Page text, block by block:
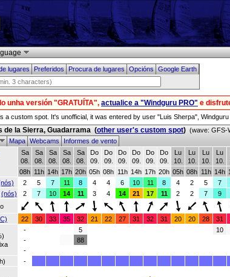
lugaresPreferidosProcura de lugaresOpciónsGoogle Earth
unha versión "GRATUÍTA", actualice a "Windguru PRO" e
a custom spot. It's unofficial, it was entered by user "Luis Sherpa",
de la Sierra, Guadarrama (other user's custom spot) (wave: GFS-
MapaWebcamsInformes de vento
Sa
08.
Sa
08.
Sa
08.
Sa
08.
Sa
08.
Do
09.
Do
09.
Do
09.
Do
09.
Do
09.
Do
09.
Lu
10.
Lu
10.
Lu
10.
Lu
10.
08h 11h 14h 17h 20h 05h 08h 11h 14h 17h 20h 05h 08h 11h 14h
2 5 7 11 8 4 4 6 10 11 8 4 2 5 7
(nós) 2 7 10 14 11 3 4 14 21 17 11 2 2 7 9
22 30 33 35 32 21 22 27 31 32 31 20 20 28 31
-
-
-
5
88
10
-